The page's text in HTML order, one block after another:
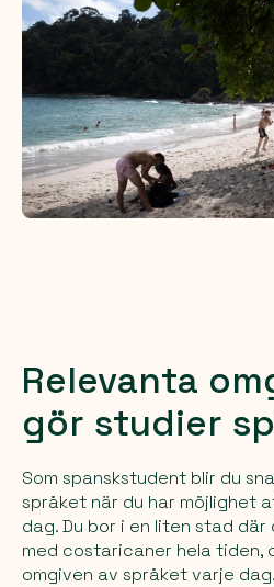
Relevanta
gör studier
Som spanskstudent blir du
språket när du har möjlighet
dag. Du bor i en liten stad
med costaricaner hela tiden,
omgiven av språket varje dag.